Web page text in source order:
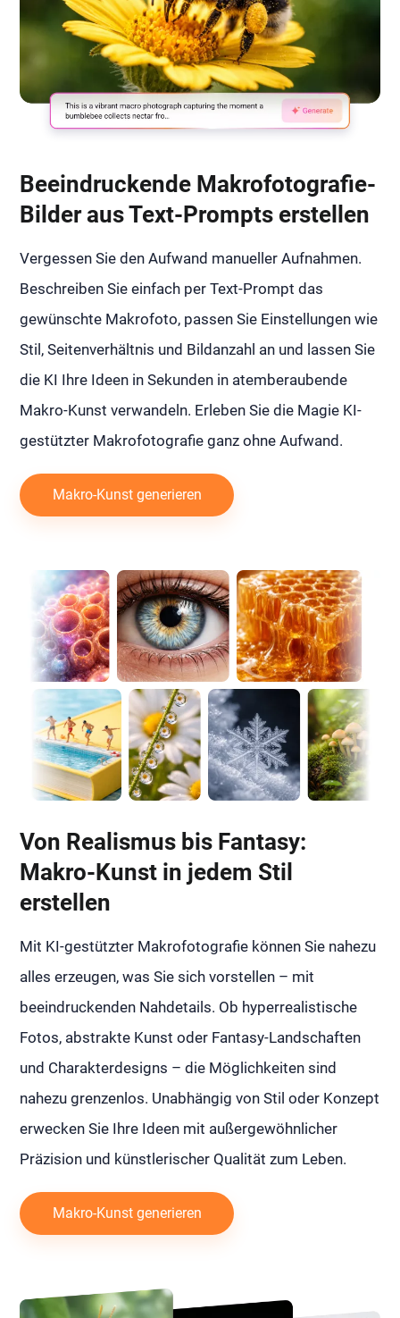
Beeindruckende Makrofotografie-
Bilder aus Text-Prompts erstellen
Vergessen Sie den Aufwand manueller Aufnahmen.
Beschreiben Sie einfach per Text-Prompt das
gewünschte Makrofoto, passen Sie Einstellungen wie
Stil, Seitenverhältnis und Bildanzahl an und lassen Sie
die KI Ihre Ideen in Sekunden in atemberaubende
Makro-Kunst verwandeln. Erleben Sie die Magie KI-
gestützter Makrofotografie ganz ohne Aufwand.
Makro-Kunst generieren
Von Realismus bis Fantasy:
Makro-Kunst in jedem Stil
erstellen
Mit KI-gestützter Makrofotografie können Sie nahezu
alles erzeugen, was Sie sich vorstellen – mit
beeindruckenden Nahdetails. Ob hyperrealistische
Fotos, abstrakte Kunst oder Fantasy-Landschaften
und Charakterdesigns – die Möglichkeiten sind
nahezu grenzenlos. Unabhängig von Stil oder Konzept
erwecken Sie Ihre Ideen mit außergewöhnlicher
Präzision und künstlerischer Qualität zum Leben.
Makro-Kunst generieren